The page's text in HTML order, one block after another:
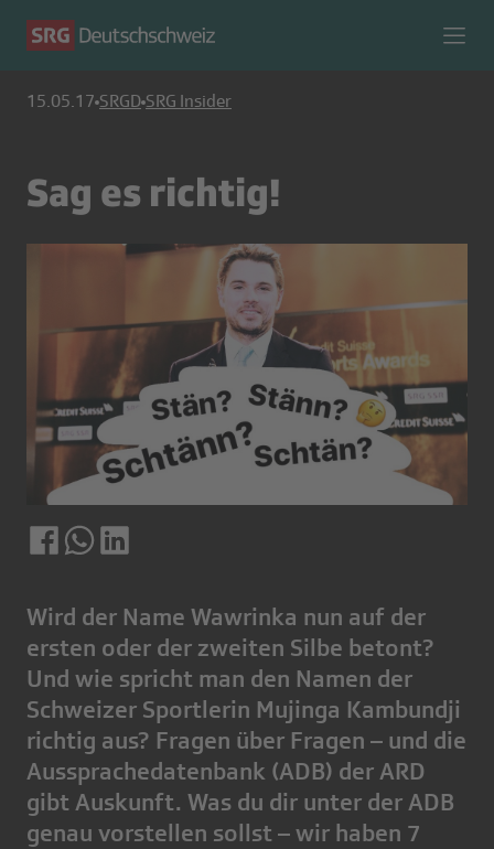
15.05.17 SRGD SRG Insider
Sag es richtig!
Wird der Name Wawrinka nun auf der
ersten oder der zweiten Silbe betont?
Und wie spricht man den Namen der
Schweizer Sportlerin Mujinga Kambundji
richtig aus? Fragen über Fragen – und die
Aussprachedatenbank (ADB) der ARD
gibt Auskunft. Was du dir unter der ADB
genau vorstellen sollst – wir haben 7